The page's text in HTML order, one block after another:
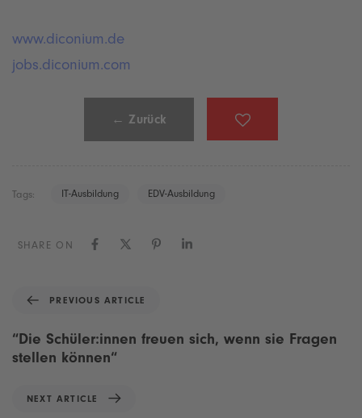
www.diconium.de
jobs.diconium.com
← Zurück
Tags: IT-Ausbildung EDV-Ausbildung
SHARE ON
e
PREVIOUS ARTICLE
“Die Schüler:innen freuen sich, wenn sie Fragen
stellen können“
NEXT ARTICLE